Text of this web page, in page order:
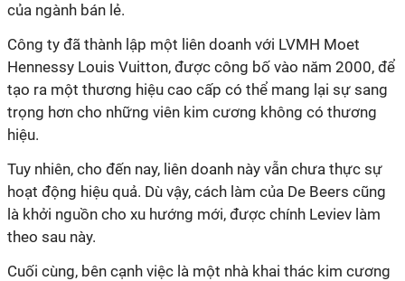
của ngành bán lẻ.
Công ty đã thành lập một liên doanh với LVMH Moet
Hennessy Louis Vuitton, được công bố vào năm 2000, để
tạo ra một thương hiệu cao cấp có thể mang lại sự sang
trọng hơn cho những viên kim cương không có thương
hiệu.
Tuy nhiên, cho đến nay, liên doanh này vẫn chưa thực sự
hoạt động hiệu quả. Dù vậy, cách làm của De Beers cũng
là khởi nguồn cho xu hướng mới, được chính Leviev làm
theo sau này.
Cuối cùng, bên cạnh việc là một nhà khai thác kim cương